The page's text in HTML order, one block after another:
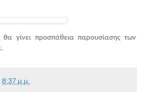
θα γίνει προσπάθεια παρουσίασης των
8:37 μ.μ.